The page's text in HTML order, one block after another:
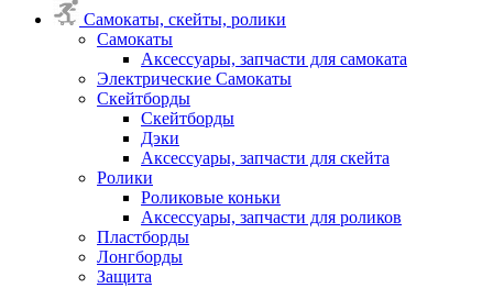
Самокаты, скейты, ролики
Самокаты
Аксессуары, запчасти для самоката
Электрические Самокаты
Скейтборды
Скейтборды
Дэки
Аксессуары, запчасти для скейта
Ролики
Роликовые коньки
Аксессуары, запчасти для роликов
Пластборды
Лонгборды
Защита